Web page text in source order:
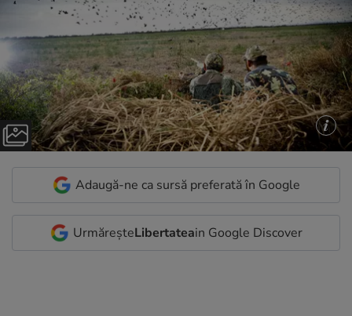
Adaugă-ne ca sursă preferată în Google
UrmăreșteLibertateain Google Discover